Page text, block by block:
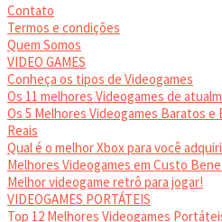
Contato
Termos e condições
Quem Somos
VIDEO GAMES
Conheça os tipos de Videogames
Os 11 melhores Videogames de
Os 5 Melhores Videogames Baratos e
Reais
Qual é o melhor Xbox para você
Melhores Videogames em Custo
Melhor videogame retrô para jogar!
VIDEOGAMES PORTÁTEIS
Top 12 Melhores Videogames